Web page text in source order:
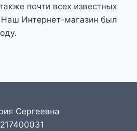
почти всех известных
Интернет-магазин был
Сергеевна